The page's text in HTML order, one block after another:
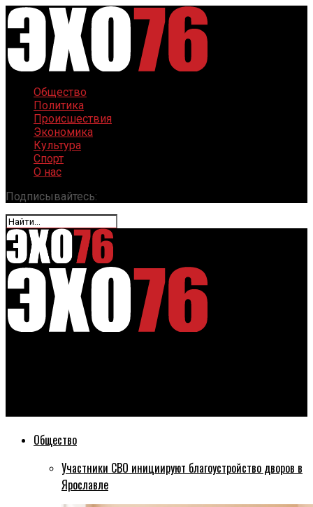
Общество
Политика
Происшествия
Экономика
Культура
Спорт
О нас
Подписывайтесь:
Общество
Участники СВО инициируют благоустройство дворов в
Ярославле